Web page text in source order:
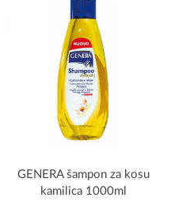
GENERA šampon za kosu
kamilica 1000ml